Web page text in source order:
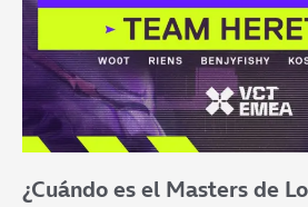
¿Cuándo es el Masters de